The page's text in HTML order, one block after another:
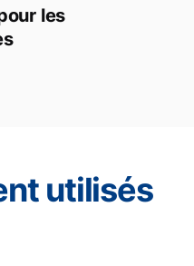
les
utilisés